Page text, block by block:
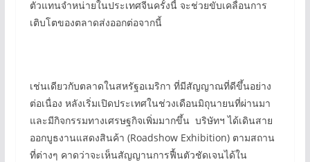
ตัวแทนจำหน่ายในประเทศจีนครั้งนี้ จะช่วยขับเคลื่อนการ
เติบโตของตลาดส่งออกต่อจากนี้
เช่นเดียวกับตลาดในสหรัฐอเมริกา ที่มีสัญญาณที่ดีขึ้นอย่าง
ต่อเนื่อง หลังเริ่มเปิดประเทศในช่วงเดือนมิถุนายนที่ผ่านมา
และมีกิจกรรมทางเศรษฐกิจเพิ่มมากขึ้น บริษัทฯ ได้เดินสาย
ออกบูธงานแสดงสินค้า (Roadshow Exhibition) ตามสถาน
ที่ต่างๆ คาดว่าจะเห็นสัญญานการฟื้นตัวชัดเจนได้ใน